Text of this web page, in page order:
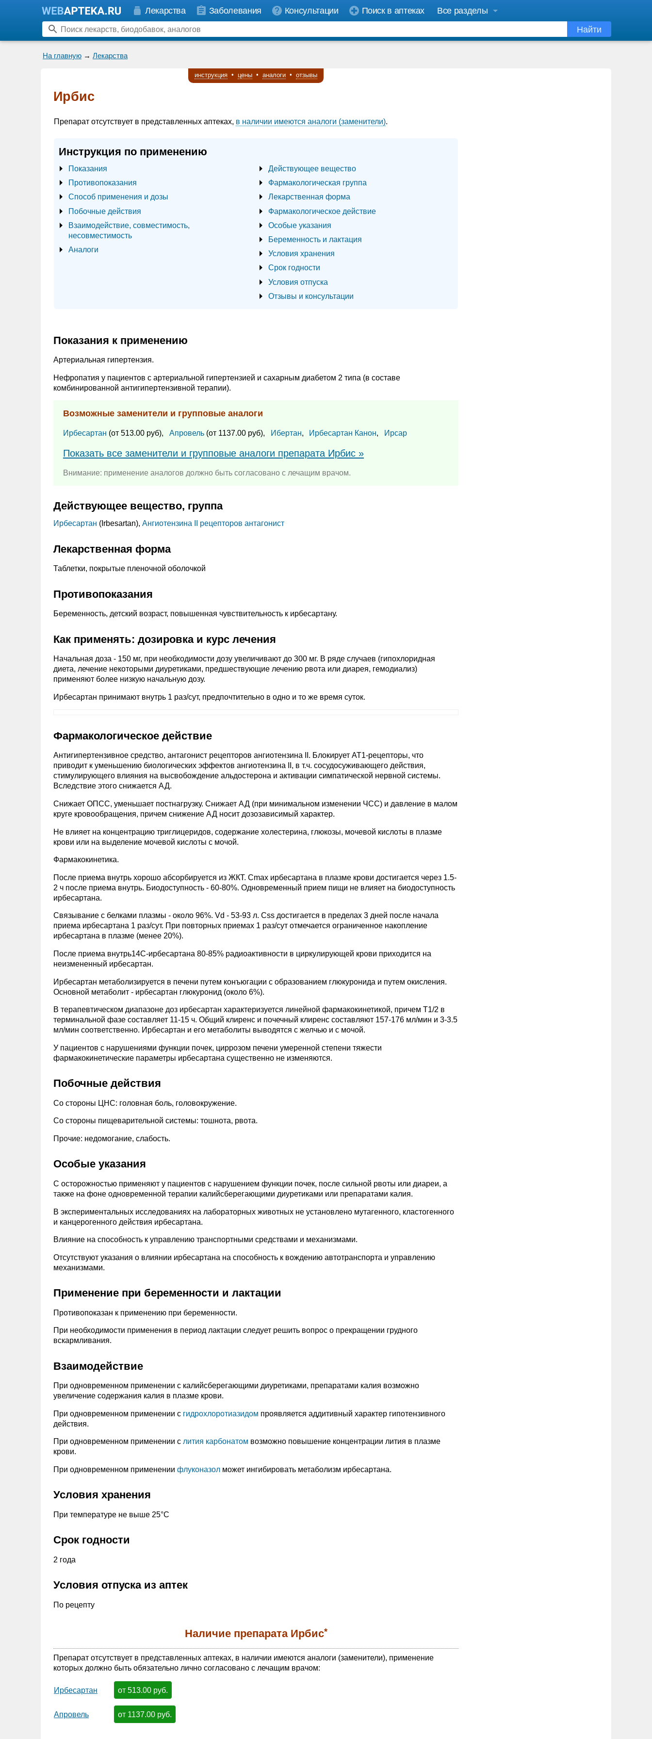
Лекарства Заболевания Консультации Поиск в аптеках
Все разделы
Найти
На главную → Лекарства
инструкция • цены • аналоги • отзывы
Ирбис
Препарат отсутствует в представленных аптеках, в наличии имеются аналоги (заменители).
Инструкция по применению
Показания
Противопоказания
Способ применения и дозы
Побочные действия
Взаимодействие, совместимость,
несовместимость
Аналоги
Действующее вещество
Фармакологическая группа
Лекарственная форма
Фармакологическое действие
Особые указания
Беременность и лактация
Условия хранения
Срок годности
Условия отпуска
Отзывы и консультации
Показания к применению
Артериальная гипертензия.
Нефропатия у пациентов с артериальной гипертензией и сахарным диабетом 2 типа (в составе
комбинированной антигипертензивной терапии).
Возможные заменители и групповые аналоги
Ирбесартан (от 513.00 руб), Апровель(от 1137.00 руб), Ибертан, Ирбесартан Канон, Ирсар
Показать все заменители и групповые аналоги препарата Ирбис »
Внимание: применение аналогов должно быть согласовано с лечащим врачом.
Действующее вещество, группа
Ирбесартан (Irbesartan), Ангиотензина II рецепторов антагонист
Лекарственная форма
Таблетки, покрытые пленочной оболочкой
Противопоказания
Беременность, детский возраст, повышенная чувствительность к ирбесартану.
Как применять: дозировка и курс лечения
Начальная доза - 150 мг, при необходимости дозу увеличивают до 300 мг. В ряде случаев (гипохлоридная
диета, лечение некоторыми диуретиками, предшествующие лечению рвота или диарея, гемодиализ)
применяют более низкую начальную дозу.
Ирбесартан принимают внутрь 1 раз/сут, предпочтительно в одно и то же время суток.
Фармакологическое действие
Антигипертензивное средство, антагонист рецепторов ангиотензина II. Блокирует АТ1-рецепторы, что
приводит к уменьшению биологических эффектов ангиотензина II, в т.ч. сосудосуживающего действия,
стимулирующего влияния на высвобождение альдостерона и активации симпатической нервной системы.
Вследствие этого снижается АД.
Снижает ОПСС, уменьшает постнагрузку. Снижает АД (при минимальном изменении ЧСС) и давление в малом
круге кровообращения, причем снижение АД носит дозозависимый характер.
Не влияет на концентрацию триглицеридов, содержание холестерина, глюкозы, мочевой кислоты в плазме
крови или на выделение мочевой кислоты с мочой.
Фармакокинетика.
После приема внутрь хорошо абсорбируется из ЖКТ. Cmax ирбесартана в плазме крови достигается через 1.5-
2 ч после приема внутрь. Биодоступность - 60-80%. Одновременный прием пищи не влияет на биодоступность
ирбесартана.
Связывание с белками плазмы - около 96%. Vd - 53-93 л. Css достигается в пределах 3 дней после начала
приема ирбесартана 1 раз/сут. При повторных приемах 1 раз/сут отмечается ограниченное накопление
ирбесартана в плазме (менее 20%).
После приема внутрь14С-ирбесартана 80-85% радиоактивности в циркулирующей крови приходится на
неизмененный ирбесартан.
Ирбесартан метаболизируется в печени путем конъюгации с образованием глюкуронида и путем окисления.
Основной метаболит - ирбесартан глюкуронид (около 6%).
В терапевтическом диапазоне доз ирбесартан характеризуется линейной фармакокинетикой, причем T1/2 в
терминальной фазе составляет 11-15 ч. Общий клиренс и почечный клиренс составляют 157-176 мл/мин и 3-3.5
мл/мин соответственно. Ирбесартан и его метаболиты выводятся с желчью и с мочой.
У пациентов с нарушениями функции почек, циррозом печени умеренной степени тяжести
фармакокинетические параметры ирбесартана существенно не изменяются.
Побочные действия
Со стороны ЦНС: головная боль, головокружение.
Со стороны пищеварительной системы: тошнота, рвота.
Прочие: недомогание, слабость.
Особые указания
С осторожностью применяют у пациентов с нарушением функции почек, после сильной рвоты или диареи, а
также на фоне одновременной терапии калийсберегающими диуретиками или препаратами калия.
В экспериментальных исследованиях на лабораторных животных не установлено мутагенного, кластогенного
и канцерогенного действия ирбесартана.
Влияние на способность к управлению транспортными средствами и механизмами.
Отсутствуют указания о влиянии ирбесартана на способность к вождению автотранспорта и управлению
механизмами.
Применение при беременности и лактации
Противопоказан к применению при беременности.
При необходимости применения в период лактации следует решить вопрос о прекращении грудного
вскармливания.
Взаимодействие
При одновременном применении с калийсберегающими диуретиками, препаратами калия возможно
увеличение содержания калия в плазме крови.
При одновременном применении с гидрохлоротиазидом проявляется аддитивный характер гипотензивного
действия.
При одновременном применении с лития карбонатом возможно повышение концентрации лития в плазме
крови.
При одновременном применении флуконазол может ингибировать метаболизм ирбесартана.
Условия хранения
При температуре не выше 25°С
Срок годности
2 года
Условия отпуска из аптек
По рецепту
Наличие препарата Ирбис*
Препарат отсутствует в представленных аптеках, в наличии имеются аналоги (заменители), применение
которых должно быть обязательно лично согласовано с лечащим врачом:
Ирбесартан от 513.00 руб.
Апровель от 1137.00 руб.